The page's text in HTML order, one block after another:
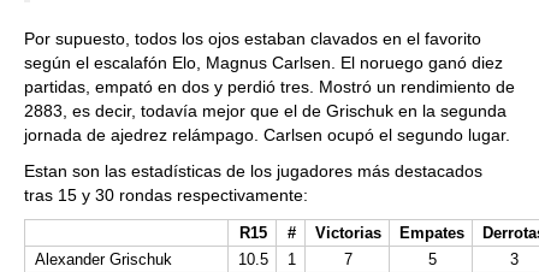
Por supuesto, todos los ojos estaban clavados en el favorito
según el escalafón Elo, Magnus Carlsen. El noruego ganó diez
partidas, empató en dos y perdió tres. Mostró un rendimiento de
2883, es decir, todavía mejor que el de Grischuk en la segunda
jornada de ajedrez relámpago. Carlsen ocupó el segundo lugar.
Estan son las estadísticas de los jugadores más destacados
tras 15 y 30 rondas respectivamente:
R15 # Victorias Empates
Alexander Grischuk
10.5 1 7 5
3